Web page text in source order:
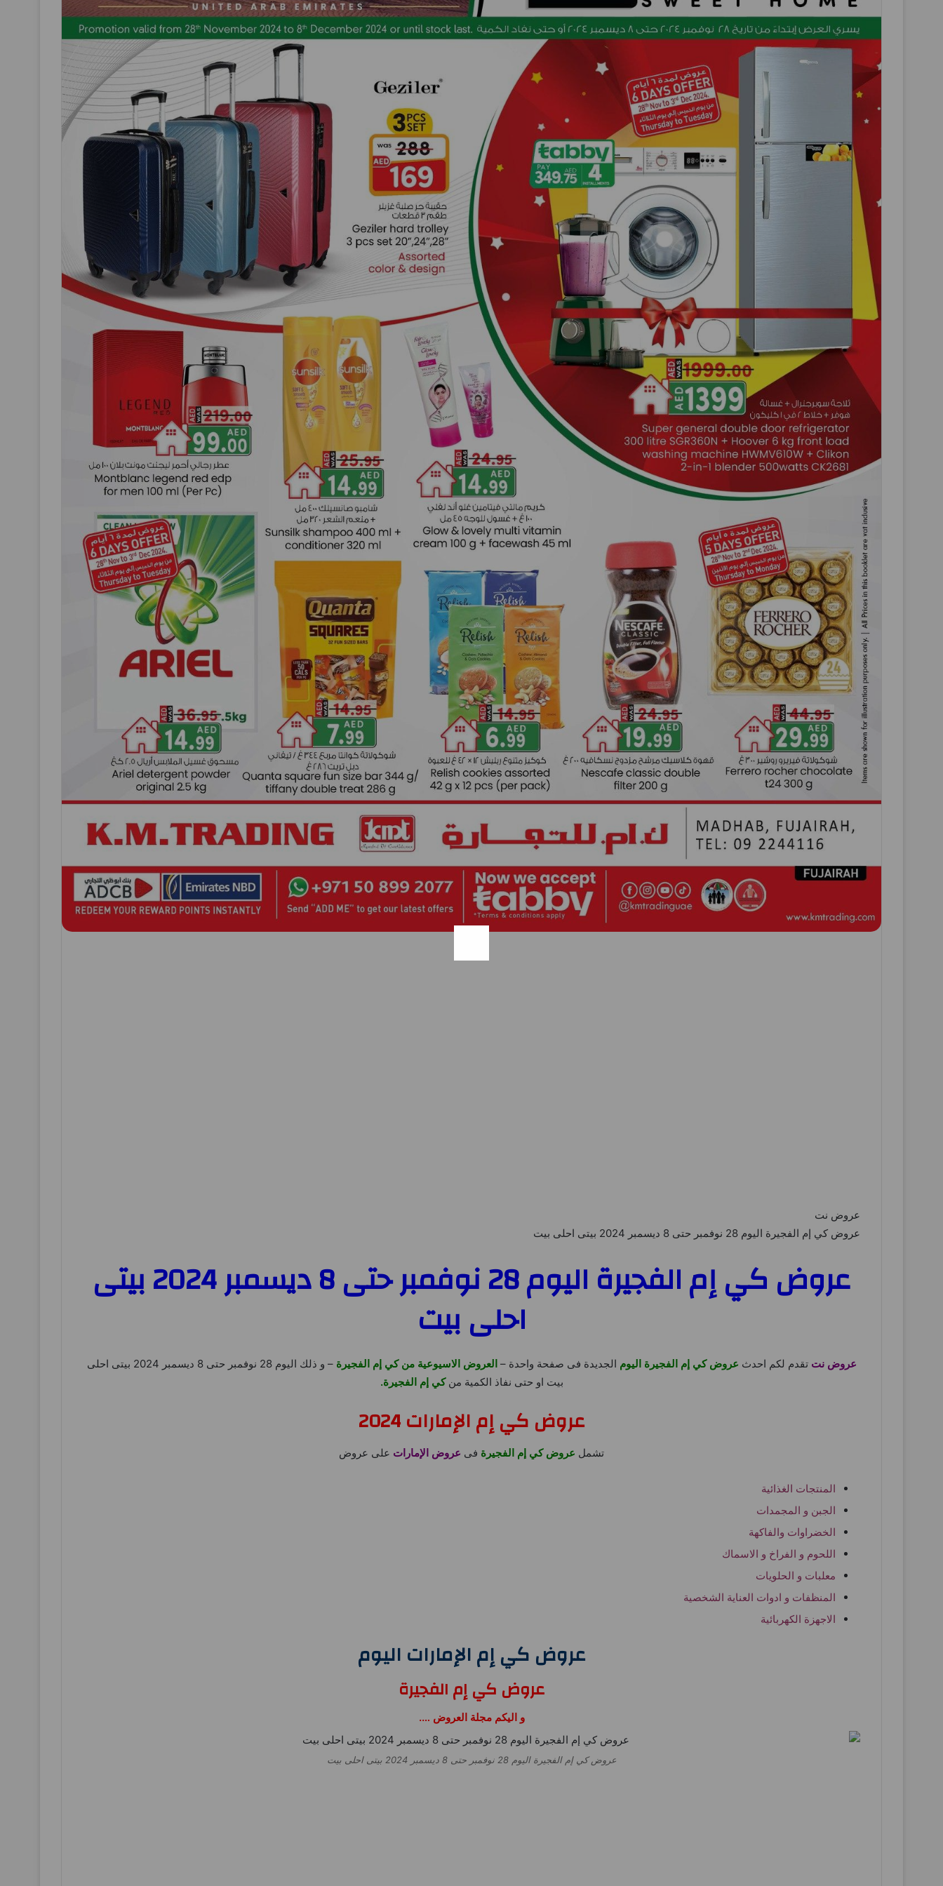
عروض نت
عروض كي إم الفجيرة اليوم 28 نوفمبر حتى 8 ديسمبر 2024 بيتى احلى بيت
عروض كي إم الفجيرة اليوم 28 نوفمبر حتى 8 ديسمبر 2024 بيتى
احلى بيت
عروض نت تقدم لكم احدث عروض كي إم الفجيرة اليوم الجديدة فى صفحة واحدة –العروض الاسيوعية من كي إم الفجيرة
– و ذلك اليوم 28 نوفمبر حتى 8 ديسمبر 2024 بيتى احلى
بيت او حتى نفاذ الكمية منكي إم الفجيرة.
عروض كي إم الإمارات 2024
تشمل عروض كي إم الفجيرة فى عروض الإمارات على عروض
المنتجات الغذائية
الجبن و المجمدات
الخضراوات والفاكهة
اللحوم و الفراخ و الاسماك
معلبات و الحلويات
المنظفات و ادوات العناية الشخصية
الاجهزة الكهربائية
عروض كي إم الإمارات اليوم
عروض كي إم الفجيرة
و اليكم مجلة العروض ….
عروض كي إم الفجيرة اليوم 28 نوفمبر حتى 8 ديسمبر 2024 بيتى احلى بيت